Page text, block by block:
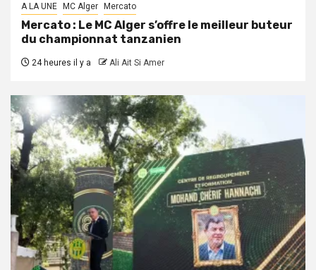
A LA UNE MC Alger Mercato
Mercato : Le MC Alger s’offre le meilleur buteur
du championnat tanzanien
24 heures il y a Ali Ait Si Amer